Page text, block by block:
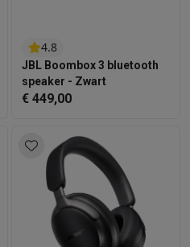
4.8
JBL Boombox 3 bluetooth
speaker - Zwart
€ 449,00